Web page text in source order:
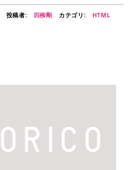
投稿者: 四柳剛 カテゴリ: HTML